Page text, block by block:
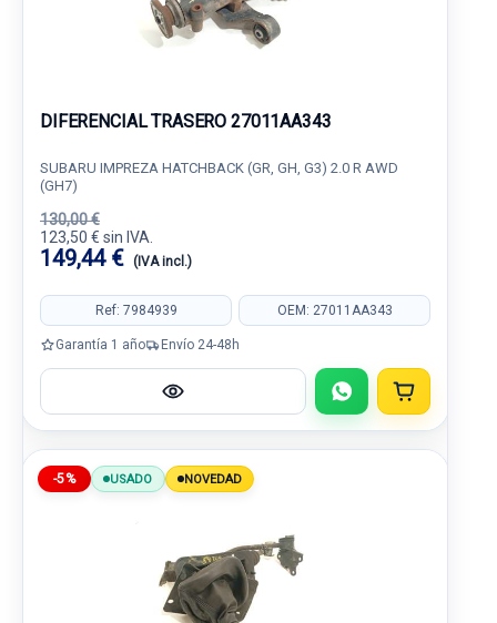
DIFERENCIAL TRASERO 27011AA343
SUBARU IMPREZA HATCHBACK (GR, GH, G3) 2.0 R AWD
(GH7)
130,00 €
123,50 € sin IVA.
149,44 € (IVA incl.)
Ref: 7984939 OEM: 27011AA343
Garantía 1 año Envío 24-48h
-5% USADO NOVEDAD